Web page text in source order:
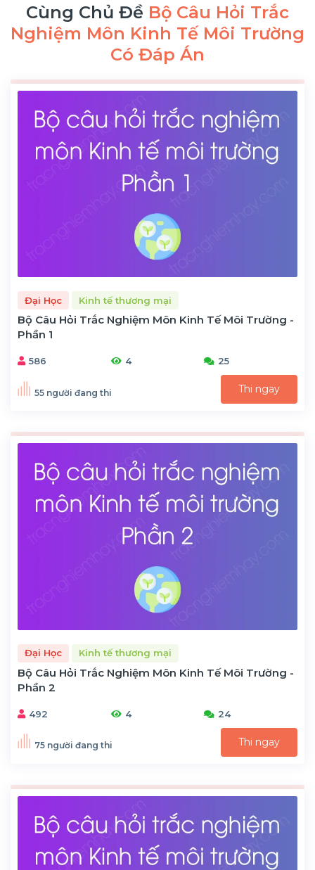
Cùng Chủ Đề Bộ Câu Hỏi Trắc
Nghiệm Môn Kinh Tế Môi Trường
Có Đáp Án
Đại Học Kinh tế thương mại
Bộ Câu Hỏi Trắc Nghiệm Môn Kinh Tế Môi Trường -
Phần 1
586 4 25
55 người đang thi Thi ngay
Đại Học Kinh tế thương mại
Bộ Câu Hỏi Trắc Nghiệm Môn Kinh Tế Môi Trường -
Phần 2
492 4 24
75 người đang thi Thi ngay